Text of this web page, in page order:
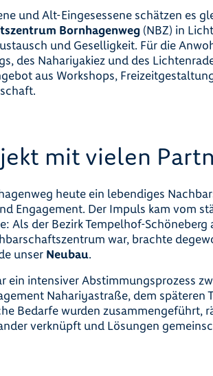
und Alt-Eingesessene schätzen es
Bornhagenweg (NBZ) in
und Geselligkeit. Für die
des Nahariyakiez und des
aus Workshops,
mit vielen
heute ein lebendiges
Engagement. Der Impuls kam vom
Als der Bezirk Tempelhof-
war, brachte
unser Neubau.
ein intensiver Abstimmungsprozess
Nahariyastraße, dem späteren
Bedarfe wurden zusammengeführt,
verknüpft und Lösungen